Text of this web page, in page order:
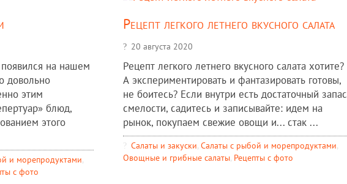
появился на нашем
довольно
этим
блюд,
этого
и морепродуктами,
c фото
Рецепт легкого летнего вкусного салата
20 августа 2020
Рецепт легкого летнего вкусного салата хотите?
А экспериментировать и фантазировать готовы,
не боитесь? Если внутри есть достаточный запас
смелости, садитесь и записывайте: идем на
рынок, покупаем свежие овощи и... стак ...
Салаты и закуски, Салаты с рыбой и морепродуктами,
Овощные и грибные салаты, Рецепты c фото